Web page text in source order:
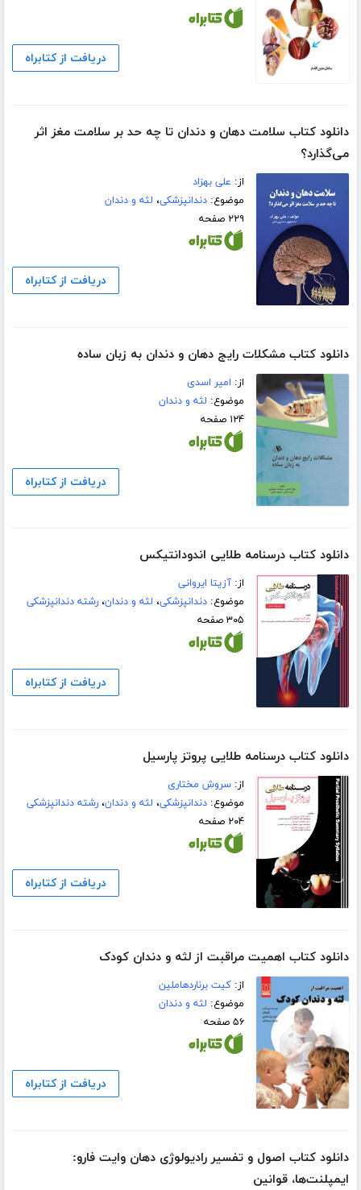
دریافت از کتابراه
دانلود کتاب سلامت دهان و دندان تا چه حد بر سلامت مغز اثر
می‌گذارد؟
از: علی بهزاد
موضوع:دندانپزشکی، لثه و دندان
۲۲۹ صفحه
دریافت از کتابراه
دانلود کتاب مشکلات رایج دهان و دندان به زبان ساده
از: امیر اسدی
موضوع: لثه و دندان
۱۲۴ صفحه
دریافت از کتابراه
دانلود کتاب درسنامه طلایی اندودانتیکس
از:آزیتا ایروانی
موضوع:دندانپزشکی، لثه و دندان،رشته دندانپزشکی
۳۰۵ صفحه
دریافت از کتابراه
دانلود کتاب درسنامه طلایی پروتز پارسیل
از:سروش مختاری
موضوع:دندانپزشکی، لثه و دندان،رشته دندانپزشکی
۲۰۴ صفحه
دریافت از کتابراه
دانلود کتاب اهمیت مراقبت از لثه و دندان کودک
از:کیت برناردهاملین
موضوع: لثه و دندان
۵۶ صفحه
دریافت از کتابراه
دانلود کتاب اصول و تفسیر رادیولوژی دهان وایت فارو:
ایمپلنت‌ها،‌ قوانین